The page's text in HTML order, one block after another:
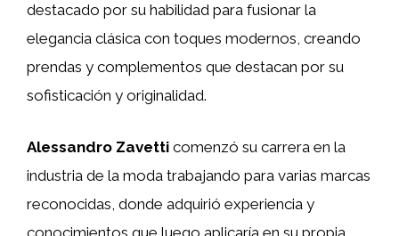
destacado por su habilidad para fusionar la
elegancia clásica con toques modernos, creando
prendas y complementos que destacan por su
sofisticación y originalidad.
Alessandro Zavetti comenzó su carrera en la
industria de la moda trabajando para varias marcas
reconocidas, donde adquirió experiencia y
conocimientos que luego aplicaría en su propia